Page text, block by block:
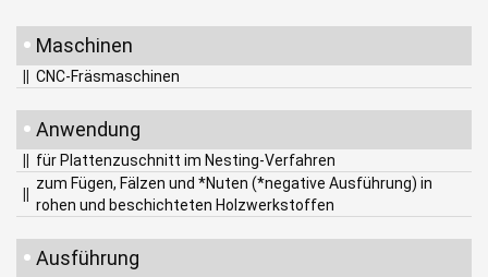
• Maschinen
CNC-Fräsmaschinen
• Anwendung
für Plattenzuschnitt im Nesting-Verfahren
zum Fügen, Fälzen und *Nuten (*negative Ausführung) in
rohen und beschichteten Holzwerkstoffen
• Ausführung